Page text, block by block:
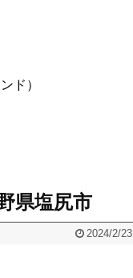
ド）
県塩尻市
2024/2/23